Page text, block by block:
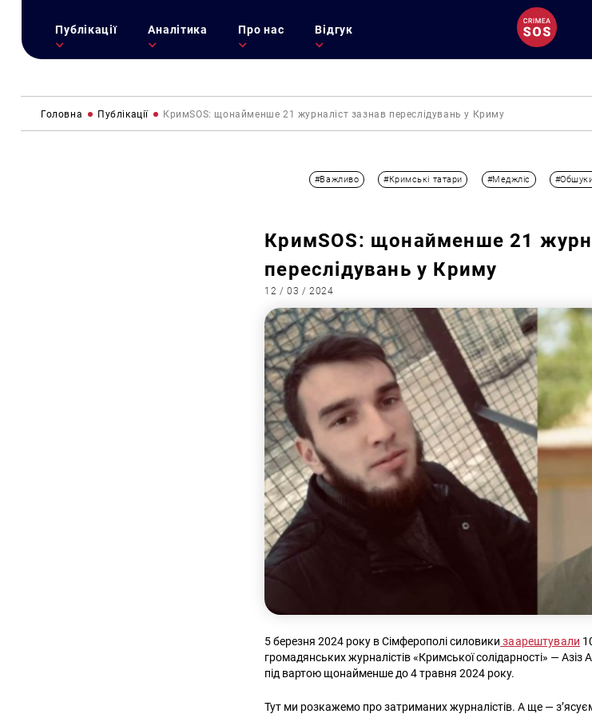
Публікації Аналітика Про нас Відгук
Головна Публікації КримSOS: щонайменше 21 журналіст зазнав переслідувань у Криму
#Важливо #Кримські татари #Меджліс
КримSOS: щонайменше 21
переслідувань у Криму
12 / 03 / 2024
5 березня 2024 року в Сімферополі силовики заарештували
громадянських журналістів «Кримської солідарності» — Азіз
під вартою щонайменше до 4 травня 2024 року.
Тут ми розкажемо про затриманих журналістів. А ще —